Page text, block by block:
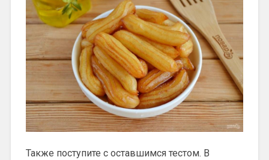
Также поступите с оставшимся тестом. В